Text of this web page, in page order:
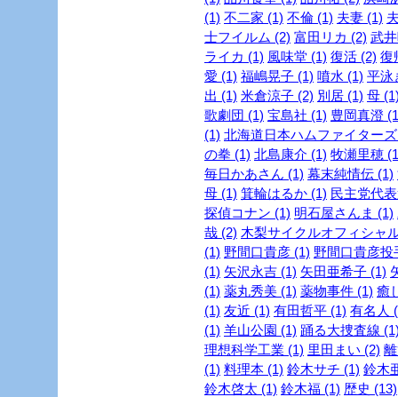
(1) 不二家 (1) 不倫 (1) 夫妻 (1)
士フイルム (2) 富田リカ (2) 武
ライカ (1) 風味堂 (1) 復活 (2) 復
愛 (1) 福嶋晃子 (1) 噴水 (1) 平泳
出 (1) 米倉涼子 (2) 別居 (1) 母
歌劇団 (1) 宝島社 (1) 豊岡真澄
(1) 北海道日本ハムファイター
の拳 (1) 北島康介 (1) 牧瀬里穂
毎日かあさん (1) 幕末純情伝 (1)
母 (1) 箕輪はるか (1) 民主党代
探偵コナン (1) 明石屋さんま (1)
哉 (2) 木梨サイクルオフィシャ
(1) 野間口貴彦 (1) 野間口貴彦投
(1) 矢沢永吉 (1) 矢田亜希子 (1)
(1) 薬丸秀美 (1) 薬物事件 (1) 癒
(1) 友近 (1) 有田哲平 (1) 有名人
(1) 羊山公園 (1) 踊る大捜査線
理想科学工業 (1) 里田まい (2)
(1) 料理本 (1) 鈴木サチ (1) 鈴木
鈴木啓太 (1) 鈴木福 (1) 歴史 (13)